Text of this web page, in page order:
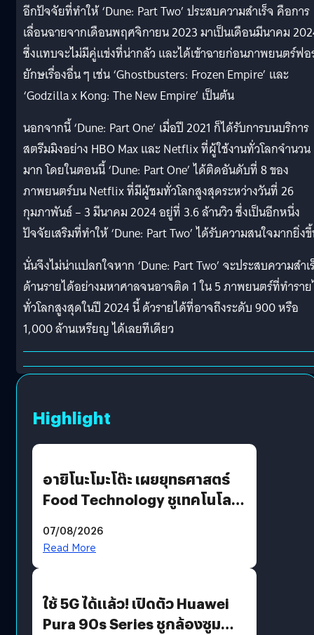
อีกปัจจัยที่ทำให้ ‘Dune: Part Two’ ประสบความสำเร็จ คือการ
เลื่อนฉายจากเดือนพฤศจิกายน 2023 มาเป็นเดือนมีนาคม
ซึ่งแทบจะไม่มีคู่แข่งที่น่ากลัว และได้เข้าฉายก่อนภาพยนตร์ฟ
ยักษเรื่องอื่น ๆ เช่น ‘Ghostbusters: Frozen Empire’ และ
‘Godzilla x Kong: The New Empire’ เป็นต้น
นอกจากนี้ ‘Dune: Part One’ เมื่อปี 2021 ก็ได้รับการบนบริการ
สตรีมมิงอย่าง HBO Max และ Netflix ที่ผู้ใช้งานทั่วโลกจำนวน
มาก โดยในตอนนี้ ‘Dune: Part One’ ได้ติดอันดับที่ 8 ของ
ภาพยนตร์บน Netflix ที่มีผู้ชมทั่วโลกสูงสุดระหว่างวันที่ 26
กุมภาพันธ์ – 3 มีนาคม 2024 อยู่ที่ 3.6 ล้านวิว ซึ่งเป็นอีกหนึ่ง
ปัจจัยเสริมที่ทำให้ ‘Dune: Part Two’ ได้รับความสนใจมากยิ่ง
นั่นจึงไม่น่าแปลกใจหาก ‘Dune: Part Two’ จะประสบความสำเ
ด้านรายได้อย่างมหาศาลจนอาจติด 1 ใน 5 ภาพยนตร์ที่ทำรา
ทั่วโลกสูงสุดในปี 2024 นี้ ด้วรายได้ที่อาจถึงระดับ 900 หรือ
1,000 ล้านเหรียญ ได้เลยทีเดียว
Highlight
อายิโนะโมะโต๊ะ เผยยุทธศาสตร์
Food Technology ชูเทคโนโลยี
บริโภคและ B2B
07/08/2026
Read More
ใช้ 5G ได้แล้ว! เปิดตัว Huawei
Pura 90s Series ชูกล้องซูม